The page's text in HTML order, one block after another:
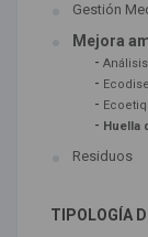
Gestión
Mejora
-
-
-
- Huella
Residuos
TIPOLOGÍA